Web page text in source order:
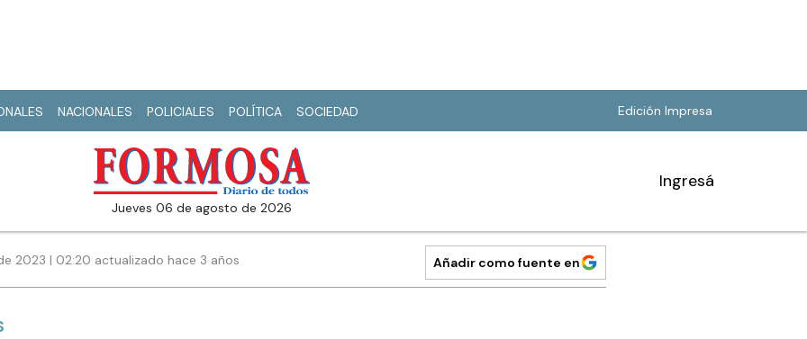
NACIONALES POLICIALES POLÍTICA SOCIEDAD Edición Impresa
jueves 06 de agosto de 2026
Ingresá
2023 | 02:20 actualizado hace 3 años Añadir como fuente en